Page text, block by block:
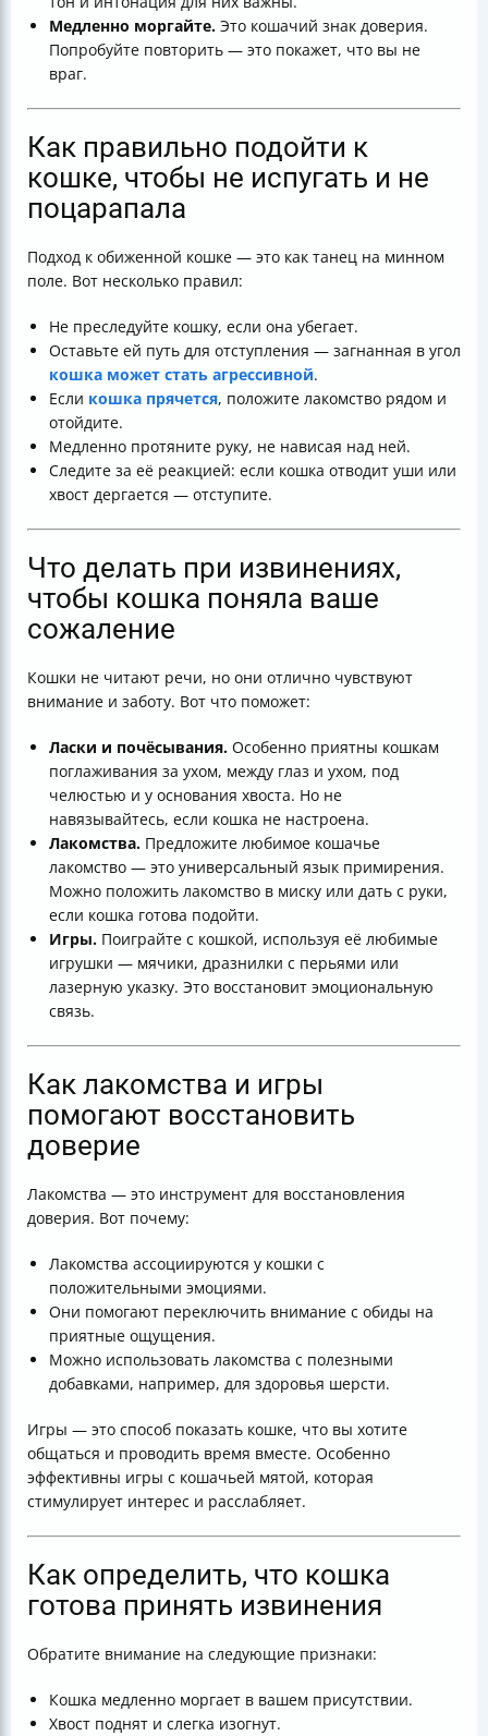
Медленно моргайте. Это кошачий знак доверия.
Попробуйте повторить — это покажет, что вы не
враг.
Как правильно подойти к
кошке, чтобы не испугать и не
поцарапала
Подход к обиженной кошке — это как танец на минном
поле. Вот несколько правил:
Не преследуйте кошку, если она убегает.
Оставьте ей путь для отступления — загнанная в угол
кошка может стать агрессивной.
Если кошка прячется, положите лакомство рядом и
отойдите.
Медленно протяните руку, не нависая над ней.
Следите за её реакцией: если кошка отводит уши или
хвост дергается — отступите.
Что делать при извинениях,
чтобы кошка поняла ваше
сожаление
Кошки не читают речи, но они отлично чувствуют
внимание и заботу. Вот что поможет:
Ласки и почёсывания. Особенно приятны кошкам
поглаживания за ухом, между глаз и ухом, под
челюстью и у основания хвоста. Но не
навязывайтесь, если кошка не настроена.
Лакомства. Предложите любимое кошачье
лакомство — это универсальный язык примирения.
Можно положить лакомство в миску или дать с руки,
если кошка готова подойти.
Игры. Поиграйте с кошкой, используя её любимые
игрушки — мячики, дразнилки с перьями или
лазерную указку. Это восстановит эмоциональную
связь.
Как лакомства и игры
помогают восстановить
доверие
Лакомства — это инструмент для восстановления
доверия. Вот почему:
Лакомства ассоциируются у кошки с
положительными эмоциями.
Они помогают переключить внимание с обиды на
приятные ощущения.
Можно использовать лакомства с полезными
добавками, например, для здоровья шерсти.
Игры — это способ показать кошке, что вы хотите
общаться и проводить время вместе. Особенно
эффективны игры с кошачьей мятой, которая
стимулирует интерес и расслабляет.
Как определить, что кошка
готова принять извинения
Обратите внимание на следующие признаки:
Кошка медленно моргает в вашем присутствии.
Хвост поднят и слегка изогнут.